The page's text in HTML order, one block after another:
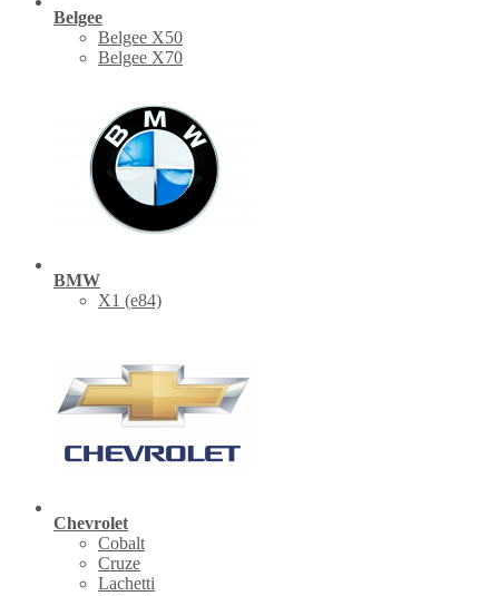
Belgee
Belgee X50
Belgee X70
BMW
X1 (е84)
Chevrolet
Cobalt
Cruze
Lachetti